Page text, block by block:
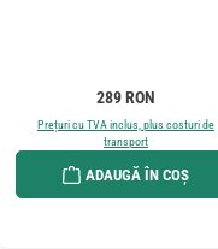
Preț obișnuit:
289 RON
Prețuri cu TVA inclus, plus costuri de
transport
ADAUGĂ ÎN COȘ